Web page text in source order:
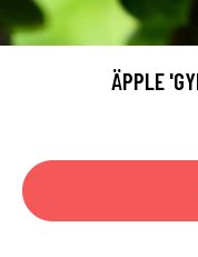
ÄPPLE